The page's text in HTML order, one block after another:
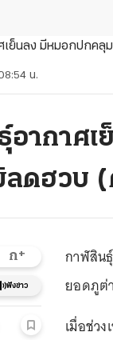
น.
อากาศเ
ดฮวบ (
ก+
ฟังข่าว
กาฬสิน
ยอดภูต่
เมื่อช่ว